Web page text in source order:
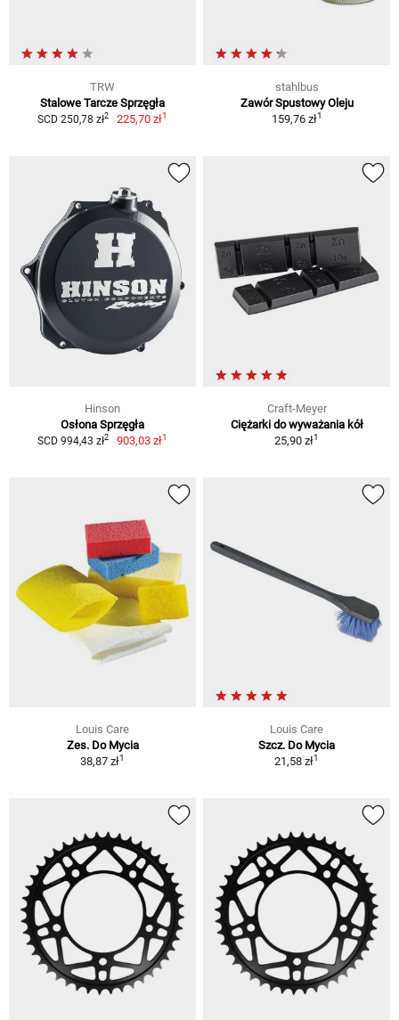
TRW
Stalowe Tarcze Sprzęgła
SCD 250,78 zł2 225,70 zł1
stahlbus
Zawór Spustowy Oleju
159,76 zł1
Hinson
Osłona Sprzęgła
SCD 994,43 zł2 903,03 zł1
Craft-Meyer
Ciężarki do wyważania kół
25,90 zł1
Louis Care
Zes. Do Mycia
38,87 zł1
Louis Care
Szcz. Do Mycia
21,58 zł1